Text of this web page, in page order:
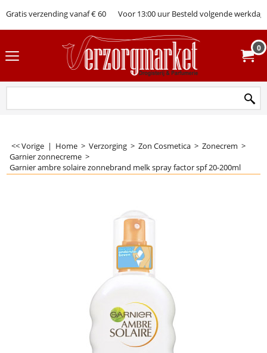
Gratis verzending vanaf € 60 Voor 13:00 uur Besteld volgende werkdag
0
<< Vorige | Home > Verzorging > Zon Cosmetica > Zonecrem >
Garnier zonnecreme >
Garnier ambre solaire zonnebrand melk spray factor spf 20-200ml